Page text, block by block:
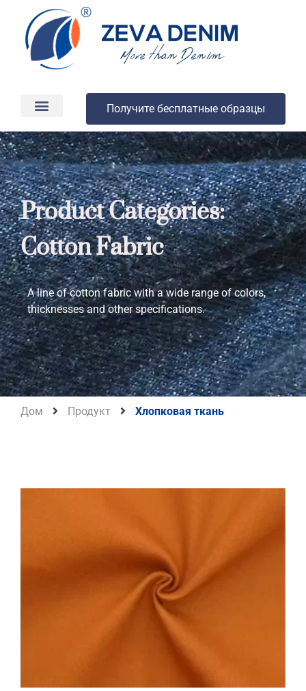
Получите бесплатные образцы
Product Categories:
Cotton Fabric
A line of cotton fabric with a wide range of colors,
thicknesses and other specifications.
Дом Продукт Хлопковая ткань